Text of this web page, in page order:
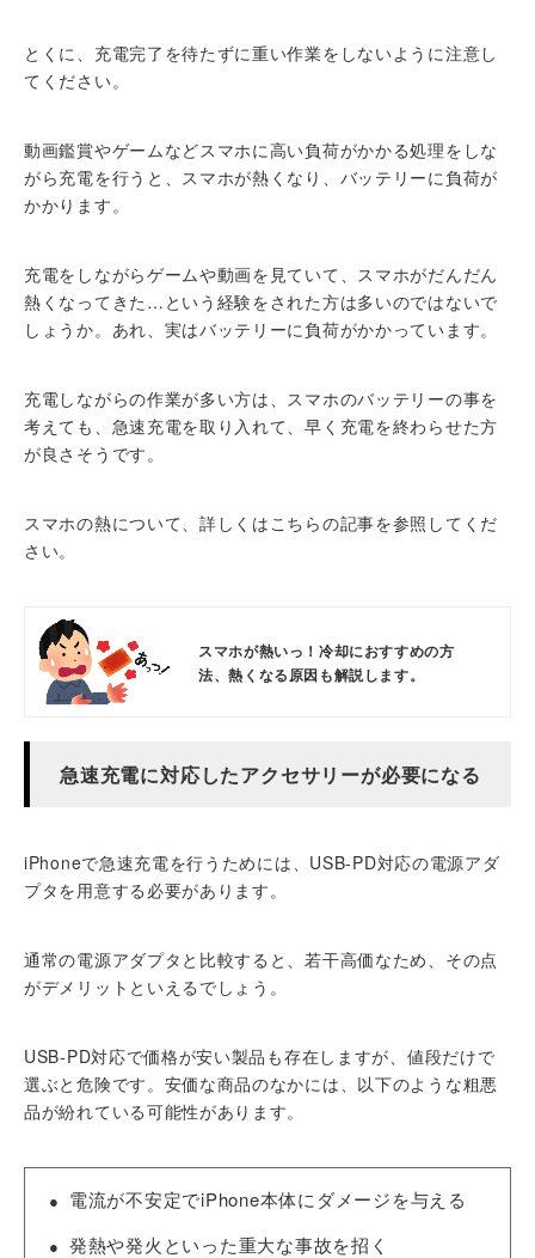
とくに、充電完了を待たずに重い作業をしないように注意し
てください。
動画鑑賞やゲームなどスマホに高い負荷がかかる処理をしな
がら充電を行うと、スマホが熱くなり、 バッテリーに負荷が
かかります。
充電をしながらゲームや動画を見ていて、スマホがだんだん
熱くなってきた…という経験をされた方は多いのではないで
しょうか。あれ、実はバッテリーに負荷がかかっています。
充電しながらの作業が多い方は、スマホのバッテリーの事を
考えても、急速充電を取り入れて、早く充電を終わらせた方
が良さそうです。
スマホの熱について、詳しくはこちらの記事を参照してくだ
さい。
スマホが熱いっ！冷却におすすめの方
法、熱くなる原因も解説します。
急速充電に対応したアクセサリーが必要になる
iPhoneで急速充電を行うためには、USB-PD対応の電源アダ
プタを用意する必要があります。
通常の電源アダプタと比較すると、若干高価なため、その点
がデメリットといえるでしょう。
USB-PD対応で価格が安い製品も存在しますが、値段だけで
選ぶと危険です。安価な商品のなかには、以下のような粗悪
品が紛れている可能性があります。
電流が不安定でiPhone本体にダメージを与える
発熱や発火といった重大な事故を招く